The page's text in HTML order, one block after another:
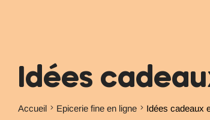
Idées
Accueil Epicerie fine en ligne Idées cadeaux